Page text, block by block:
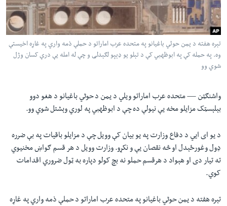
دلته
مخکې
مرکزي
لټون
اداریه
Learning English
ژبې
تېره هفته د یمن حوثي باغیانو په متحده عرب اماراتو د حملې ذمه واري په غاړه اخیستې
وه. په حمله کې په ابوظهبي کې د تېلو یو ډېپو لګېدلی و چې له امله یې درې کسان وژل
شوي وو
واشنګټن —متحده عرب اماراتو ویلي د یمن د حوثي باغیانو د هغو دوو
بېلېسټک مزایلو مخه یې نیولې ده چې د ابوظهبي په لوري وېشتل شوي وو.
د یو ای ايي د دفاع وزارت په يو بیان کې وویل چې د مزایلو باقیات په بې ضرره
ډول وغورځېدل او څه نقصان یې و نکړو. وزارت وویل د هر قسم ګواښ مخنيوي
ته تیار دی او هېواد د هرقسم حملو نه بچ کولو دپاره به ټول ضروري اقدامات
کوي.
تېره هفته د یمن حوثي باغیانو په متحده عرب اماراتو د حملې ذمه واري په غاړه